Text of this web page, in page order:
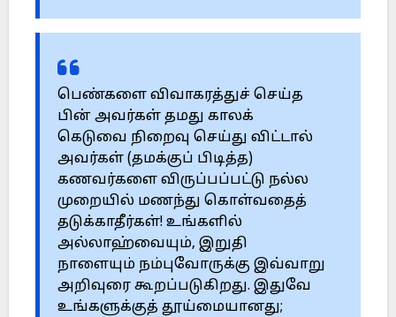
பெண்களை விவாகரத்துச் செய்த
பின் அவர்கள் தமது காலக்
கெடுவை நிறைவு செய்து விட்டால்
அவர்கள் (தமக்குப் பிடித்த)
கணவர்களை விருப்பப்பட்டு நல்ல
முறையில் மணந்து கொள்வதைத்
தடுக்காதீர்கள்! உங்களில்
அல்லாஹ்வையும், இறுதி
நாளையும் நம்புவோருக்கு இவ்வாறு
அறிவுரை கூறப்படுகிறது. இதுவே
உங்களுக்குத் தூய்மையானது;